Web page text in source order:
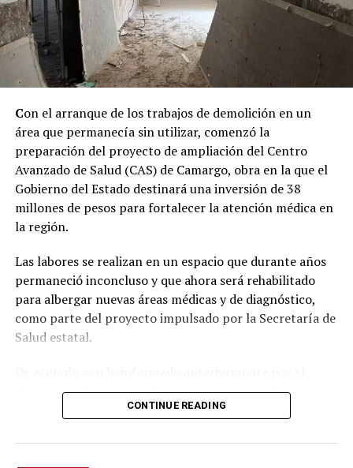
Con el arranque de los trabajos de demolición en un
área que permanecía sin utilizar, comenzó la
preparación del proyecto de ampliación del Centro
Avanzado de Salud (CAS) de Camargo, obra en la que el
Gobierno del Estado destinará una inversión de 38
millones de pesos para fortalecer la atención médica en
la región.
Las labores se realizan en un espacio que durante años
permaneció inconcluso y que ahora será rehabilitado
para albergar nuevas áreas médicas y de diagnóstico,
como parte del proyecto impulsado por la Secretaría de
Salud estatal.
director de Planeación, Evaluación y Desarrollo de la
dependencia, Alberto Martínez Bailón, la ampliación
construcción, donde se instalarán nuevos servicios para
CONTINUE READING